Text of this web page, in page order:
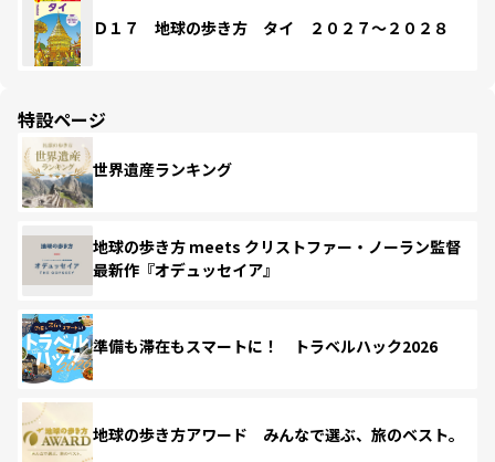
Ｄ１７ 地球の歩き方 タイ ２０２７～２０２８
特設ページ
世界遺産ランキング
地球の歩き方 meets クリストファー・ノーラン監督
最新作『オデュッセイア』
準備も滞在もスマートに！ トラベルハック2026
地球の歩き方アワード みんなで選ぶ、旅のベスト。